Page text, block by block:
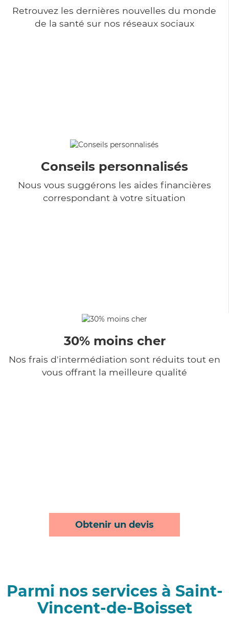
Retrouvez les dernières nouvelles du monde
de la santé sur nos réseaux sociaux
Conseils personnalisés
Nous vous suggérons les aides financières
correspondant à votre situation
30% moins cher
Nos frais d'intermédiation sont réduits tout en
vous offrant la meilleure qualité
Obtenir un devis
Parmi nos services à Saint-
Vincent-de-Boisset